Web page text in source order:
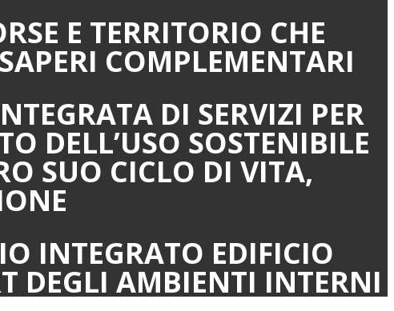
E TERRITORIO CHE
COMPLEMENTARI
DI SERVIZI PER
DELL’USO SOSTENIBILE
SUO CICLO DI VITA,
INTEGRATO EDIFICIO
DEGLI AMBIENTI INTERNI